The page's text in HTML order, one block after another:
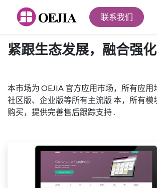
联系我们
紧跟生态发展，融合强
本市场为 OEJIA 官方应用市场，所有应用
社区版、企业版等所有主流版 本，所有模
购买，提供完善售后跟踪支持 .